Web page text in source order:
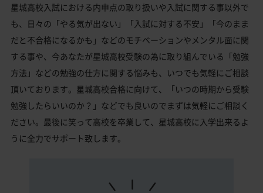
星城高校入試における内申点の取り扱いや入試に関する事以外で
も、日々の「やる気が出ない」「入試に対する不安」「今のまま
だと不合格になるかも」などのモチベーションやメンタル面に関
する事や、今あなたが星城高校受験の為に取り組んでいる「勉強
方法」などの勉強の仕方に関する悩みも、いつでも気軽にご相談
頂いております。星城高校合格に向けて、「いつの時期から受験
勉強したらいいのか？」などでも良いのでまずは気軽にご相談く
ださい。最後に笑って高校を卒業して、星城高校に入学出来るよ
うに全力でサポート致します。